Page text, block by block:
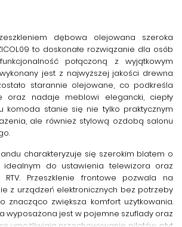
dębowa olejowana szeroka
to doskonałe rozwiązanie dla osób
połączoną z wyjątkowym
jest z najwyższej jakości drewna
starannie olejowane, co podkreśla
oraz nadaje meblowi elegancki, ciepły
komoda stanie się nie tylko praktycznym
ale również stylową ozdobą salonu
charakteryzuje się szerokim blatem o
idealnym do ustawienia telewizora oraz
RTV. Przeszklenie frontowe pozwala na
z urządzeń elektronicznych bez potrzeby
znacząco zwiększa komfort użytkowania.
wyposażona jest w pojemne szuflady oraz